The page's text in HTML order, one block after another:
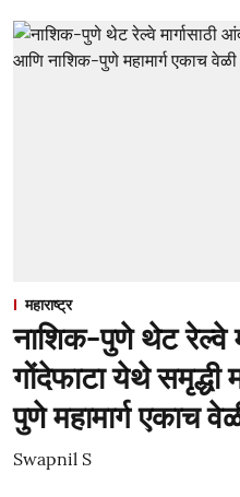
महाराष्ट्र
नाशिक-पुणे थेट रेल्वे
गोंदेफाटा येथे समृद्धी
पुणे महामार्ग एकाच
Swapnil S